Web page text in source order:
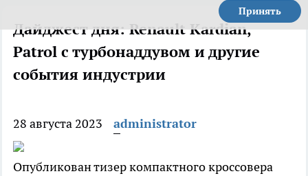
Принять
Дайджест дня: Renault Kardian,
Patrol с турбонаддувом и другие
события индустрии
28 августа 2023 administrator
Опубликован тизер компактного кроссовера